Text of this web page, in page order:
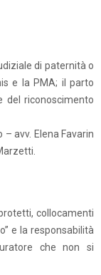
di paternità o
e la PMA; il parto
del riconoscimento
avv. Elena Favarin
collocamenti
e la responsabilità
che non si